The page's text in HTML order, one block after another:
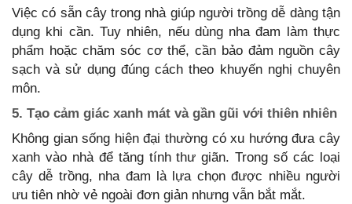
Việc có sẵn cây trong nhà giúp người trồng dễ dàng tận
dụng khi cần. Tuy nhiên, nếu dùng nha đam làm thực
phẩm hoặc chăm sóc cơ thể, cần bảo đảm nguồn cây
sạch và sử dụng đúng cách theo khuyến nghị chuyên
môn.
5. Tạo cảm giác xanh mát và gần gũi với thiên nhiên
Không gian sống hiện đại thường có xu hướng đưa cây
xanh vào nhà để tăng tính thư giãn. Trong số các loại
cây dễ trồng, nha đam là lựa chọn được nhiều người
ưu tiên nhờ vẻ ngoài đơn giản nhưng vẫn bắt mắt.